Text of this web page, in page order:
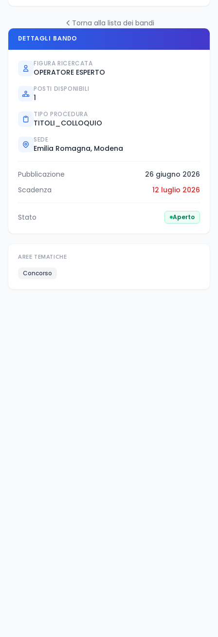
Torna alla lista dei bandi
DETTAGLI BANDO
FIGURA RICERCATA
OPERATORE ESPERTO
POSTI DISPONIBILI
1
TIPO PROCEDURA
TITOLI_COLLOQUIO
SEDE
Emilia Romagna, Modena
Pubblicazione
26 giugno 2026
Scadenza
12 luglio 2026
Stato Aperto
AREE TEMATICHE
Concorso